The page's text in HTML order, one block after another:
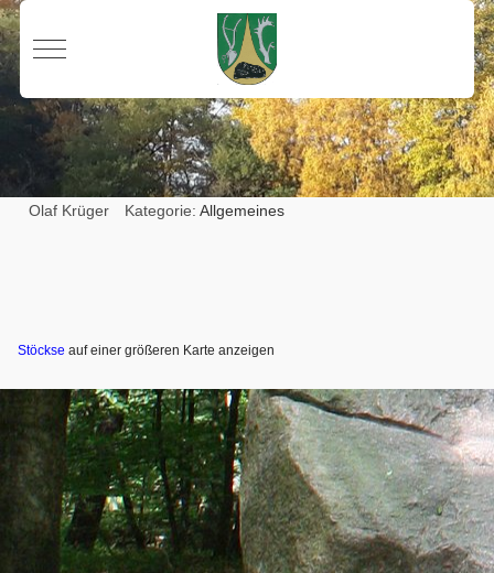
Mobile Menu Toggle
Olaf Krüger Kategorie:Allgemeines
Stöckse auf einer größeren Karte anzeigen
Vorheriger Beitrag: Bekanntmachung Ratssitzung 9.10.2023
Zurück Nächster
Weiter